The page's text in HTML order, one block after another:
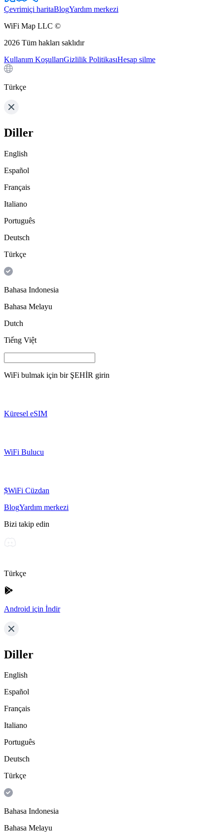
Çevrimiçi haritaBlogYardım merkezi
WiFi Map LLC ©
2026 Tüm hakları saklıdır
Kullanım KoşullarıGizlilik PolitikasıHesap silme
Türkçe
Diller
English
Español
Français
Italiano
Português
Deutsch
Türkçe
Bahasa Indonesia
Bahasa Melayu
Dutch
Tiếng Việt
WiFi bulmak için bir ŞEHİR girin
Küresel eSIM
WiFi Bulucu
$WiFi Cüzdan
BlogYardım merkezi
Bizi takip edin
Türkçe
Android için İndir
Diller
English
Español
Français
Italiano
Português
Deutsch
Türkçe
Bahasa Indonesia
Bahasa Melayu